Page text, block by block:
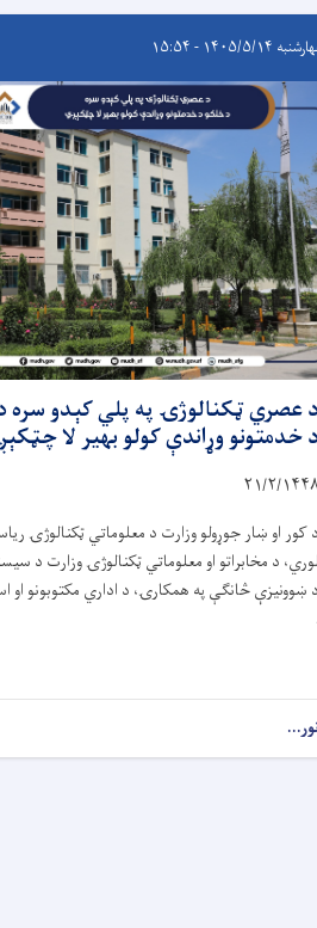
۱۴۰۵/۵/۱۴ - ۱۵:۵۴
د عصري ټکنالوژۍ په پلي کېدو
د خدمتونو وړاندې کولو بهیر لا
۲/۱۴۴۸
د کور او ښار جوړولو وزارت د معلوماتي ټکنالوژۍ
د مخابراتو او معلوماتي ټکنالوژۍ وزارت د
د ښوونیزې څانګې په همکارۍ، د اداري مکتوبونو او